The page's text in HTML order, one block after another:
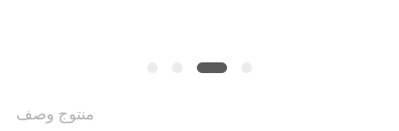
منتوج وصف